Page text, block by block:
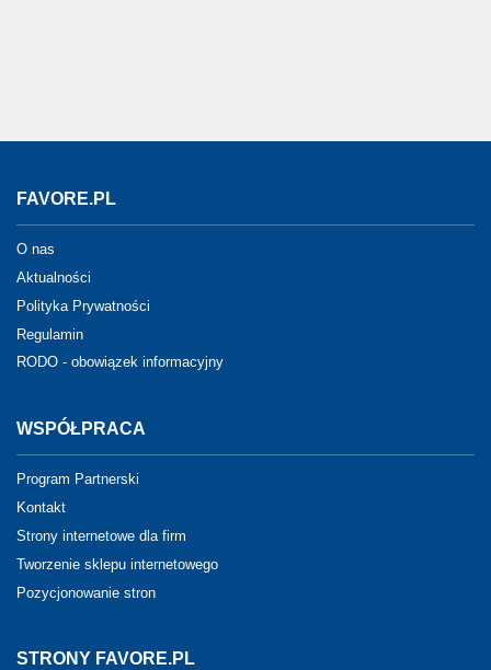
FAVORE.PL
O nas
Aktualności
Polityka Prywatności
Regulamin
RODO - obowiązek informacyjny
WSPÓŁPRACA
Program Partnerski
Kontakt
Strony internetowe dla firm
Tworzenie sklepu internetowego
Pozycjonowanie stron
STRONY FAVORE.PL